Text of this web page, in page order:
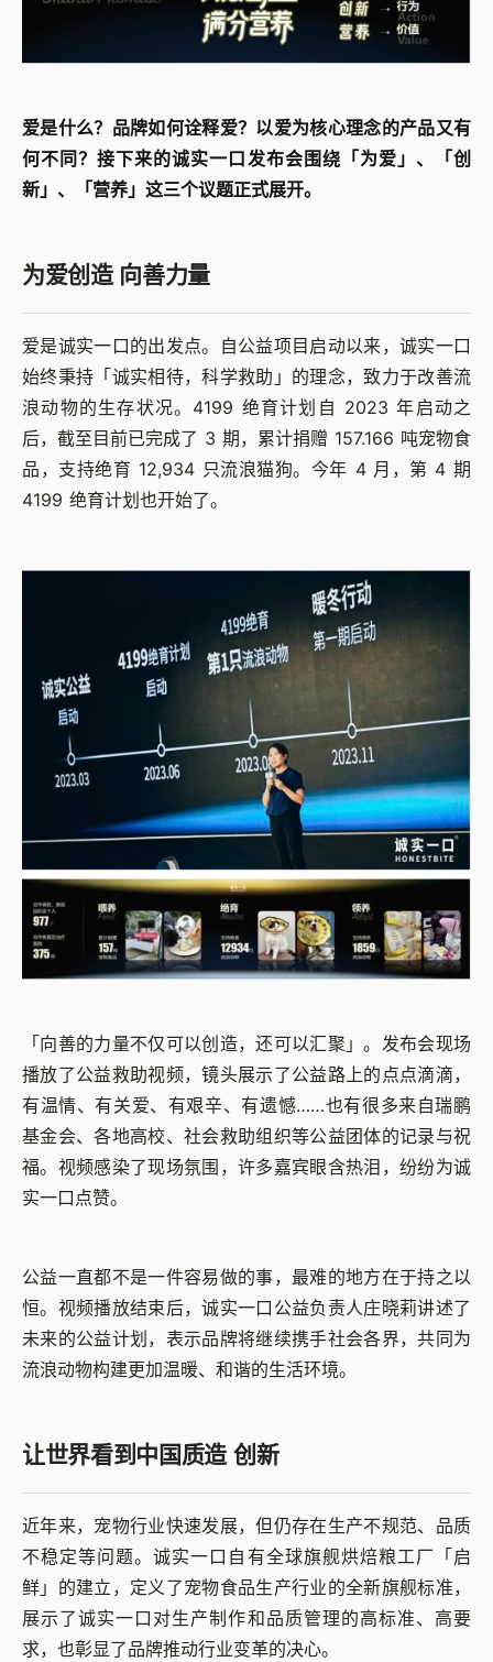
爱是什么？品牌如何诠释爱？以爱为核心理念的产品又有
何不同？接下来的诚实一口发布会围绕「为爱」、「创
新」、「营养」这三个议题正式展开。
为爱创造 向善力量
爱是诚实一口的出发点。自公益项目启动以来，诚实一口
始终秉持「诚实相待，科学救助」的理念，致力于改善流
浪动物的生存状况。4199 绝育计划自 2023 年启动之
后，截至目前已完成了 3 期，累计捐赠 157.166 吨宠物食
品，支持绝育 12,934 只流浪猫狗。今年 4 月，第 4 期
4199 绝育计划也开始了。
「向善的力量不仅可以创造，还可以汇聚」。发布会现场
播放了公益救助视频，镜头展示了公益路上的点点滴滴，
有温情、有关爱、有艰辛、有遗憾……也有很多来自瑞鹏
基金会、各地高校、社会救助组织等公益团体的记录与祝
福。视频感染了现场氛围，许多嘉宾眼含热泪，纷纷为诚
实一口点赞。
公益一直都不是一件容易做的事，最难的地方在于持之以
恒。视频播放结束后，诚实一口公益负责人庄晓莉讲述了
未来的公益计划，表示品牌将继续携手社会各界，共同为
流浪动物构建更加温暖、和谐的生活环境。
让世界看到中国质造 创新
近年来，宠物行业快速发展，但仍存在生产不规范、品质
不稳定等问题。诚实一口自有全球旗舰烘焙粮工厂「启
鲜」的建立，定义了宠物食品生产行业的全新旗舰标准，
展示了诚实一口对生产制作和品质管理的高标准、高要
求，也彰显了品牌推动行业变革的决心。